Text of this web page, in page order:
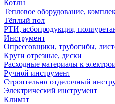
Котлы
Тепловое оборудование,
Тёплый пол
РТИ, асбопродукция,
Инструмент
Опрессовщики, трубогибы,
Круги отрезные, диски
Расходные материалы к
Ручной инструмент
Строительно-отделочный
Электрический инструмент
Климат